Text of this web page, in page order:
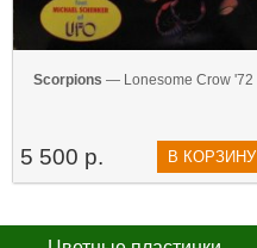
Scorpions — Lonesome Crow '72
5 500 р. В КОРЗИНУ